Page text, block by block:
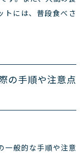
トには、普段食べさ
の手順や注意点
一般的な手順や注意